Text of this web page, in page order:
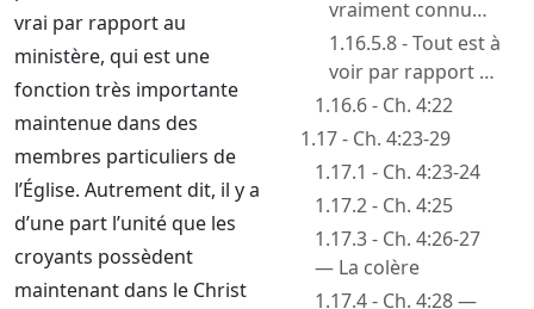
vrai par rapport au
ministère, qui est une
fonction très importante
maintenue dans des
membres particuliers de
l’Église. Autrement dit, il y a
d’une part l’unité que les
croyants possèdent
maintenant dans le Christ
vraiment connu
qu’en Jésus
1.16.5.8 - Tout est à
voir par rapport à
Jésus
1.16.6 - Ch. 4:22
1.17 - Ch. 4:23-29
1.17.1 - Ch. 4:23-24
1.17.2 - Ch. 4:25
1.17.3 - Ch. 4:26-27
— La colère
1.17.4 - Ch. 4:28 —